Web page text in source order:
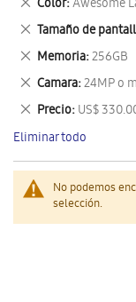
No podemos
selección.
artículo
Color Awesome
este
artículo
Tamaño de
Eliminar
este
artículo
Memoria 256GB
Eliminar
este
artículo
Camara 24MP o
Eliminar
este
artículo
Precio US$
Eliminar
este
artículo
Eliminar todo